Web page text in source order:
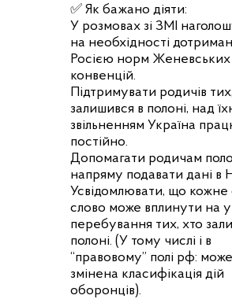
✅ Як бажано діяти:
У розмовах зі ЗМІ
на необхідності
Росією норм Женевських
конвенцій.
Підтримувати родичів
залишився в полоні, над
звільненням Україна
постійно.
Допомагати родичам
напряму подавати дані в
Усвідомлювати, що кожне
слово може вплинути на
перебування тих, хто
полоні. (У тому числі і в
“правовому” полі рф:
змінена класифікація дій
оборонців).